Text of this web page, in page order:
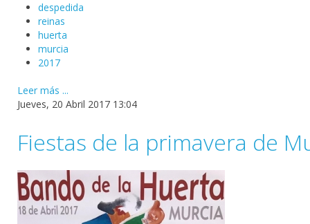
despedida
reinas
huerta
murcia
2017
Leer más ...
Jueves, 20 Abril 2017 13:04
Fiestas de la primavera de